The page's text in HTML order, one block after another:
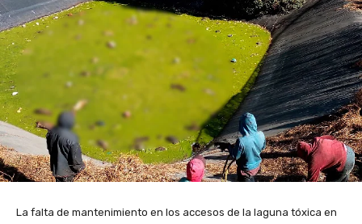
La falta de mantenimiento en los accesos de la laguna tóxica en